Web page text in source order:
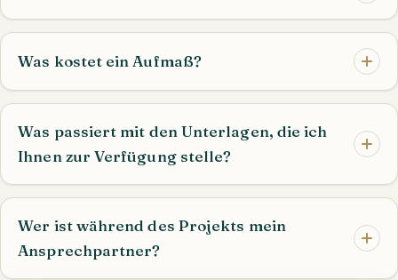
Was kostet ein Aufmaß?
Was passiert mit den Unterlagen, die ich
Ihnen zur Verfügung stelle?
Wer ist während des Projekts mein
Ansprechpartner?